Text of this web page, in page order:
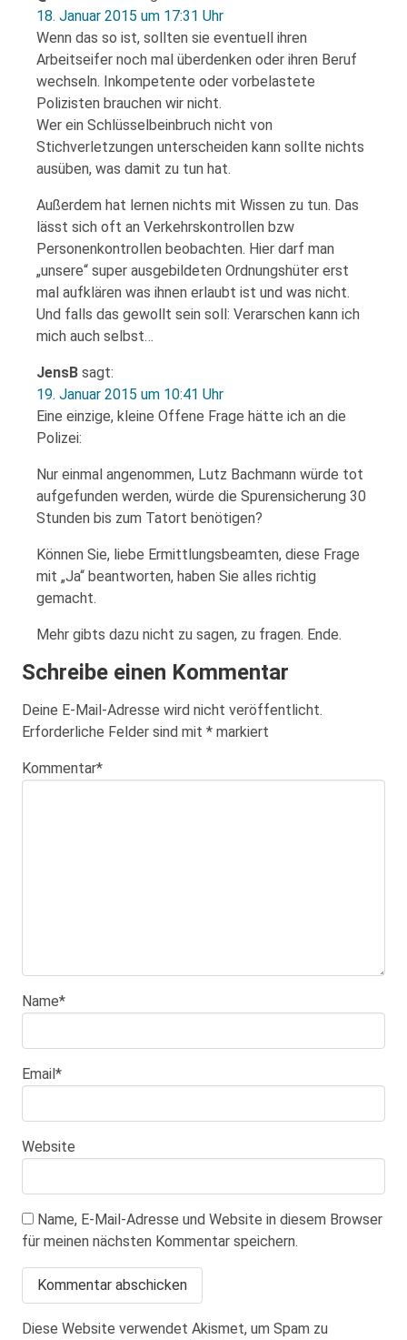
18. Januar 2015 um 17:31 Uhr
Wenn das so ist, sollten sie eventuell ihren
Arbeitseifer noch mal überdenken oder ihren Beruf
wechseln. Inkompetente oder vorbelastete
Polizisten brauchen wir nicht.
Wer ein Schlüsselbeinbruch nicht von
Stichverletzungen unterscheiden kann sollte nichts
ausüben, was damit zu tun hat.
Außerdem hat lernen nichts mit Wissen zu tun. Das
lässt sich oft an Verkehrskontrollen bzw
Personenkontrollen beobachten. Hier darf man
„unsere“ super ausgebildeten Ordnungshüter erst
mal aufklären was ihnen erlaubt ist und was nicht.
Und falls das gewollt sein soll: Verarschen kann ich
mich auch selbst…
JensB sagt:
19. Januar 2015 um 10:41 Uhr
Eine einzige, kleine Offene Frage hätte ich an die
Polizei:
Nur einmal angenommen, Lutz Bachmann würde tot
aufgefunden werden, würde die Spurensicherung 30
Stunden bis zum Tatort benötigen?
Können Sie, liebe Ermittlungsbeamten, diese Frage
mit „Ja“ beantworten, haben Sie alles richtig
gemacht.
Mehr gibts dazu nicht zu sagen, zu fragen. Ende.
Schreibe einen Kommentar
Deine E-Mail-Adresse wird nicht veröffentlicht.
Erforderliche Felder sind mit * markiert
Kommentar*
Name*
Email*
Website
Name, E-Mail-Adresse und Website in diesem Browser
für meinen nächsten Kommentar speichern.
Diese Website verwendet Akismet, um Spam zu